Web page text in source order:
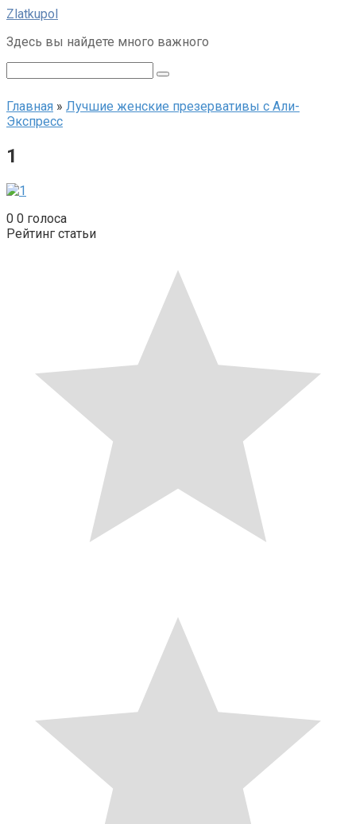
Перейти
контенту
Zlatkupol
Здесь вы найдете много важного
Главная » Лучшие женские презервативы с Али-
Экспресс
1
0 0 голоса
Рейтинг статьи